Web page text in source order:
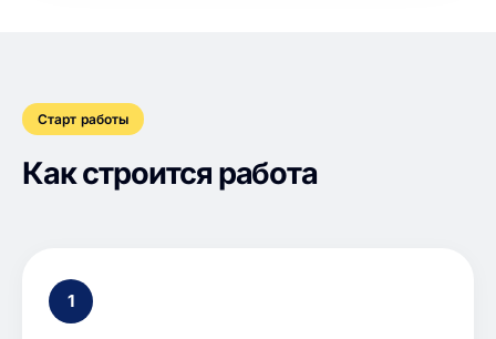
Старт работы
Как строится работа
1